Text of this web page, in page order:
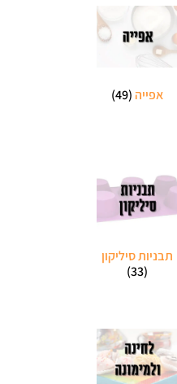
אפייה(49)
תבניות סיליקון
(33)